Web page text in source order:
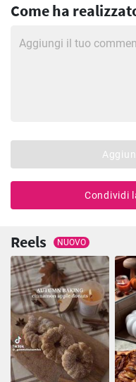
Come ha
Condividi
Reels NUOVO